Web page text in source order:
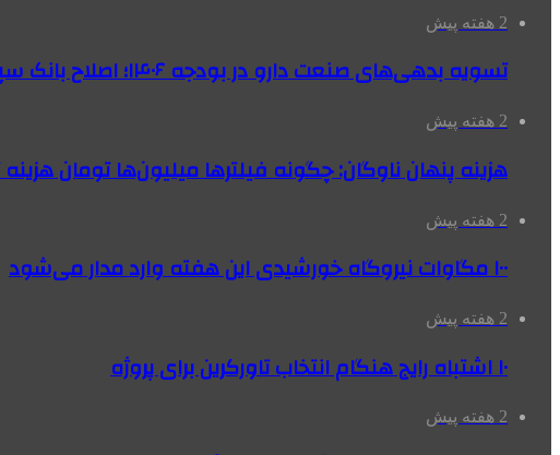
2 هفته پیش
تسویه بدهی‌های صنعت دارو در بودجه ۱۴۰۶؛ اصلاح بانک سپه در دستور کار
2 هفته پیش
هزینه پنهان ناوگان: چگونه فیلترها میلیون‌ها تومان
2 هفته پیش
۱۰۰ مگاوات نیروگاه‌ خورشیدی این هفته وارد مدار می‌شود
2 هفته پیش
۱۰ اشتباه رایج هنگام انتخاب تاورکرین برای پروژه
2 هفته پیش